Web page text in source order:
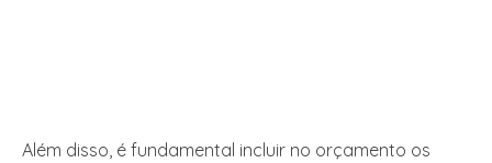
Além disso, é fundamental incluir no orçamento os